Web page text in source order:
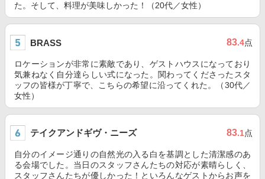
た。そして、料理が美味しかった！（20代／女性）
BRASS 83.4点
ロケーションが非常に素敵であり、ゲストハウスになっており
気兼ねなく自分達らしい式になった。関わってくださったスタ
ッフの皆様が丁寧で、こちらの希望に沿ってくれた。（30代／
女性）
テイクアンドギヴ・ニーズ 83.1点
自分のイメージ通りの自然光の入る白を基調とした清潔感のあ
る会場でした。当日のスタッフさんたちの対応が素晴らしく、
スタッフさんたちが優しかった！といろんなゲストからお声を